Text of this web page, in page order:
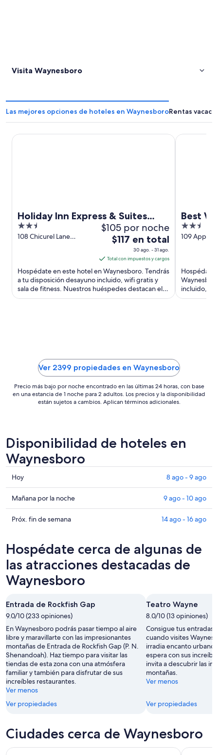
Visita Waynesboro
Las mejores opciones de hoteles en WaynesboroRentas
Holiday Inn Express & Suites
Waynesboro East by IHG
2.5
out
108 Chicurel Lane
$105 por noche
El
precio
es
de
$117
en
total
al
31
$117 en total
30 ago. - 31 ago.
Total con impuestos y cargos
Hospédate en este hotel en Waynesboro. Tendrás
a tu disposición desayuno incluido, wifi gratis y
sala de fitness. Nuestros huéspedes destacan el
desayuno y la ...
Holiday Inn Express & Suites Waynesboro East by IHG
Best
Inn &
2.5
out
109 Apple
Hospédate
incluido,
Nuestros
Best
Ver 2399 propiedades en Waynesboro
Precio más bajo por noche encontrado en las últimas 24 horas, con base
en una estancia de 1 noche para 2 adultos. Los precios y la disponibilidad
están sujetos a cambios. Aplican términos adicionales.
Disponibilidad de hoteles en
Waynesboro
Consultar
precios
en
Waynesboro
para
ago
9
ago
Hoy 8 ago - 9 ago
Consultar
precios
en
mañana
la
noche,
ago
-
10
ago
Mañana por la noche 9 ago - 10 ago
Consultar
Waynesboro
para
el
próximo
de
semana,
14
ago
-
16
ago
Próx. fin de semana 14 ago - 16 ago
Hospédate cerca de algunas de
las atracciones destacadas de
Waynesboro
Entrada de Rockfish Gap
9.0/10 (233 opiniones)
En Waynesboro podrás pasar tiempo al aire
libre y maravillarte con las impresionantes
montañas de Entrada de Rockfish Gap (P. N.
Shenandoah). Haz tiempo para visitar las
tiendas de esta zona con una atmósfera
familiar y también para disfrutar de sus
increíbles restaurantes.
Ver menos
Ver propiedades
Teatro Wayne
8.0/10 (13 opiniones)
Consigue tus entradas
cuando visites
irradia encanto urbano
espera con sus
invita a descubrir las
montañas.
Ver menos
Ver propiedades
Ciudades cerca de Waynesboro